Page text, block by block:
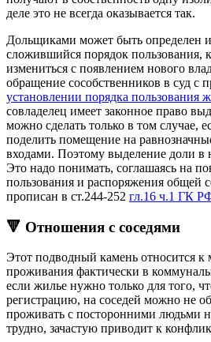
деле это не всегда оказывается так.
Дольщиками может быть определен
сложившийся порядок пользования,
измениться с появлением нового
обращение сособственников в суд с
установлении порядка пользования
совладелец имеет законное право
можно сделать только в том случае,
поделить помещение на
входами. Поэтому выделение доли в
Это надо понимать, соглашаясь на
пользования и распоряжения общей
прописан в ст.244-252 гл.16 ч.1 ГК
🔻 Отношения с соседями
Этот подводный камень относится к
проживания фактически в
если жилье нужно только для того,
регистрацию, на соседей можно не
проживать с посторонними людьми
трудно, зачастую приводит к